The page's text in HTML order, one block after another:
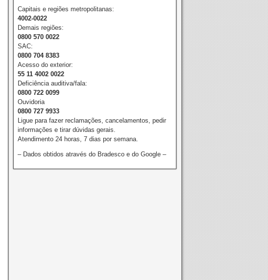
Capitais e regiões metropolitanas:
4002-0022
Demais regiões:
0800 570 0022
SAC:
0800 704 8383
Acesso do exterior:
55 11 4002 0022
Deficiência auditiva/fala:
0800 722 0099
Ouvidoria
0800 727 9933
Ligue para fazer reclamações, cancelamentos, pedir
informações e tirar dúvidas gerais.
Atendimento 24 horas, 7 dias por semana.
– Dados obtidos através do Bradesco e do Google –